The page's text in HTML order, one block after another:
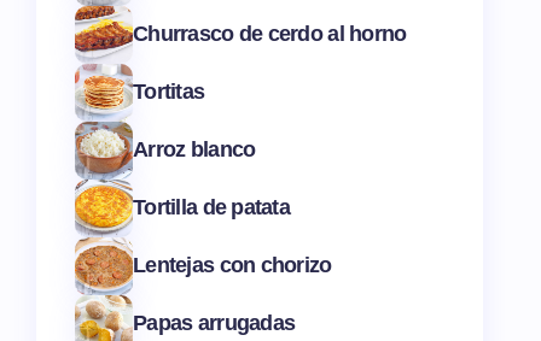
Churrasco de cerdo al horno
Tortitas
Arroz blanco
Tortilla de patata
Lentejas con chorizo
Papas arrugadas